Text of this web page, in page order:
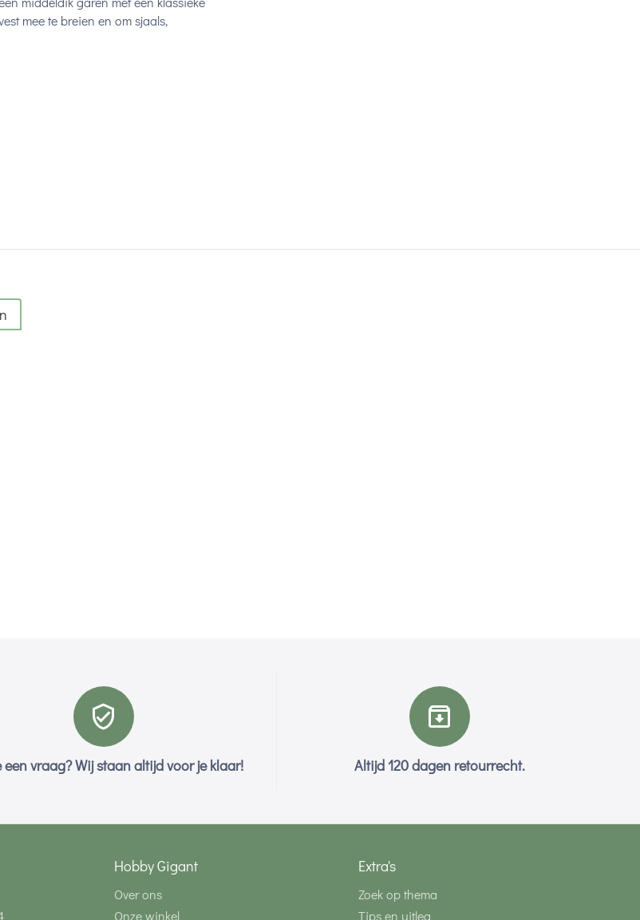
mee te breien en om sjaals,
een vraag? Wij staan altijd voor je klaar! Altijd 120 dagen retourrecht.
Hobby Gigant
Over ons
Onze winkel
Extra's
Zoek op thema
Tips en uitleg